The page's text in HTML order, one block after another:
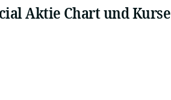
Aktie Chart und Kurse